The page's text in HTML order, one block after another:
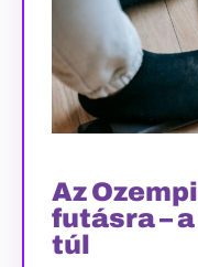
Az
futásra –
túl